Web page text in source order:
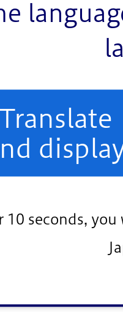
Translate
10 seconds,